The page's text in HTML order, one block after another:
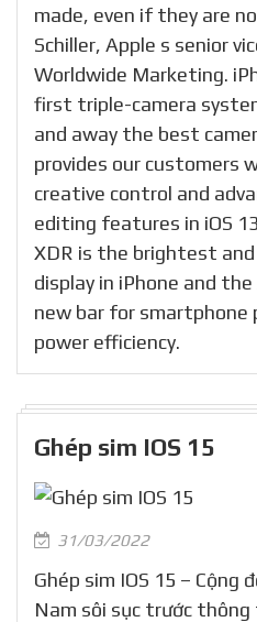
made, even if they are
Schiller, Apple s senior
Worldwide Marketing.
first triple-camera
and away the best
provides our customers
creative control and
editing features in iOS
XDR is the brightest
display in iPhone and
new bar for smartphone
power efficiency.
Ghép sim IOS 15
31/03/2022
Ghép sim IOS 15 – Cộng
Nam sôi sục trước